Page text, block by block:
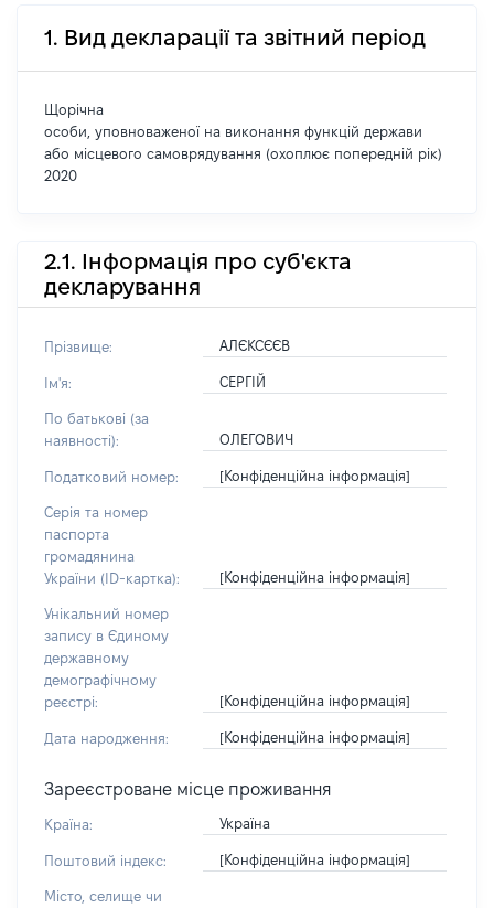
1. Вид декларації та звітний період
Щорічна
особи, уповноваженої на виконання функцій держави
або місцевого самоврядування (охоплює попередній рік)
2020
2.1. Інформація про суб'єкта
декларування
Прізвище: АЛЄКСЄЄВ
Ім'я: СЕРГІЙ
По батькові (за
наявності):
ОЛЕГОВИЧ
Податковий номер: [Конфіденційна інформація]
Серія та номер
паспорта
громадянина
України (ID-картка):
[Конфіденційна інформація]
Унікальний номер
запису в Єдиному
державному
демографічному
реєстрі:
[Конфіденційна інформація]
Дата народження: [Конфіденційна інформація]
Зареєстроване місце проживання
Країна: Україна
Поштовий індекс: [Конфіденційна інформація]
Місто, селище чи